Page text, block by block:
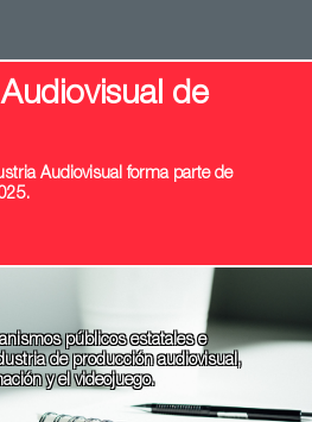
de
Audiovisual forma parte de
públicos estatales e
de producción audiovisual,
y el videojuego.